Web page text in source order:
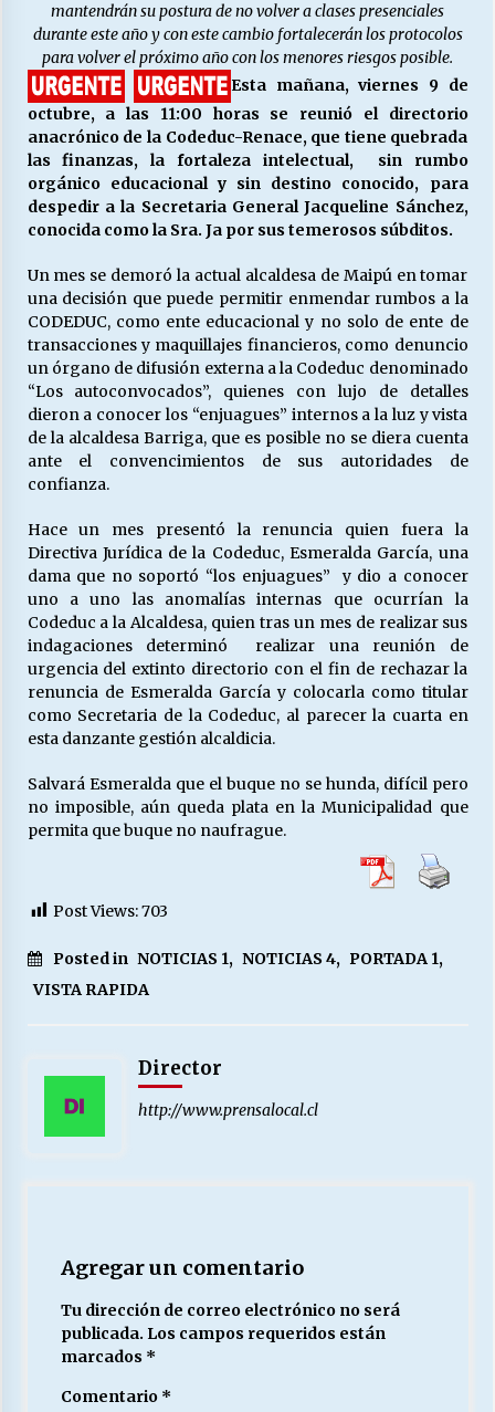
Releyendo la Rerum Novarum a 135 años. “La
cuestión social hoy”.
16/05/2026
S.O.S. a los ricos, Save Our Souls (Salvar
Nuestras Almas)
30/04/2026
¿Asesores con doble sueldo?
18/04/2026
Chile y sus segmentos de la riqueza
06/04/2026
mantendrán su postura de no volver a clases presenciales
durante este año y con este cambio fortalecerán los protocolos
para volver el próximo año con los menores riesgos posible.
Esta mañana, viernes 9 de
octubre, a las 11:00 horas se reunió el directorio
anacrónico de la Codeduc-Renace, que tiene quebrada
las finanzas, la fortaleza intelectual, sin rumbo
orgánico educacional y sin destino conocido, para
despedir a la Secretaria General Jacqueline Sánchez,
conocida como la Sra. Ja por sus temerosos súbditos.
Un mes se demoró la actual alcaldesa de Maipú en tomar
una decisión que puede permitir enmendar rumbos a la
CODEDUC, como ente educacional y no solo de ente de
transacciones y maquillajes financieros, como denuncio
un órgano de difusión externa a la Codeduc denominado
“Los autoconvocados”, quienes con lujo de detalles
dieron a conocer los “enjuagues” internos a la luz y vista
de la alcaldesa Barriga, que es posible no se diera cuenta
ante el convencimientos de sus autoridades de
confianza.
Hace un mes presentó la renuncia quien fuera la
Directiva Jurídica de la Codeduc, Esmeralda García, una
dama que no soportó “los enjuagues” y dio a conocer
uno a uno las anomalías internas que ocurrían la
Codeduc a la Alcaldesa, quien tras un mes de realizar sus
indagaciones determinó realizar una reunión de
urgencia del extinto directorio con el fin de rechazar la
renuncia de Esmeralda García y colocarla como titular
como Secretaria de la Codeduc, al parecer la cuarta en
esta danzante gestión alcaldicia.
Salvará Esmeralda que el buque no se hunda, difícil pero
no imposible, aún queda plata en la Municipalidad que
permita que buque no naufrague.
Post Views:703
Posted in NOTICIAS 1, NOTICIAS 4, PORTADA 1,
VISTA RAPIDA
Director
http://www.prensalocal.cl
Agregar un comentario
Tu dirección de correo electrónico no será
publicada. Los campos requeridos están
marcados *
Comentario *